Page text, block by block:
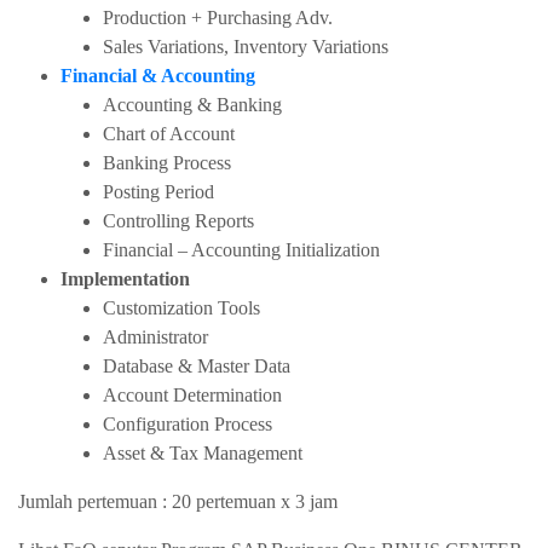
Production + Purchasing Adv.
Sales Variations, Inventory Variations
Financial & Accounting
Accounting & Banking
Chart of Account
Banking Process
Posting Period
Controlling Reports
Financial – Accounting Initialization
Implementation
Customization Tools
Administrator
Database & Master Data
Account Determination
Configuration Process
Asset & Tax Management
Jumlah pertemuan : 20 pertemuan x 3 jam